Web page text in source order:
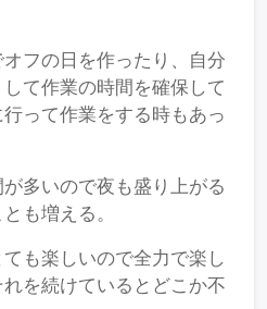
フの日を作ったり、自分
て作業の時間を確保して
って作業をする時もあっ
多いので夜も盛り上がる
も増える。
も楽しいので全力で楽し
を続けているとどこか不